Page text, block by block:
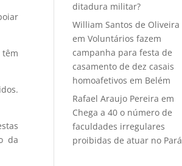
da
ditadura militar?
William Santos de Oliveira
emVoluntários fazem
campanha para festa de
casamento de dez casais
homoafetivos em Belém
Rafael Araujo Pereira em
Chega a 40 o número de
faculdades irregulares
proibidas de atuar no Pará